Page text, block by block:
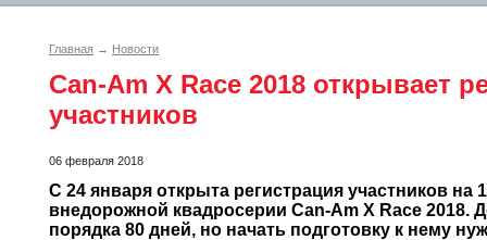
Главная → Новости
Can-Am X Race 2018 открывает
участников
06 февраля 2018
С 24 января открыта регистрация участников на
внедорожной квадросерии Can-Am X Race 2018.
порядка 80 дней, но начать подготовку к нему